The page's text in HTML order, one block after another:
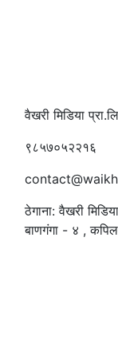
वैखरी मिडिया
९८५७०५२२१६
ठेगाना: वैखरी
बाणगंगा - ४ ,